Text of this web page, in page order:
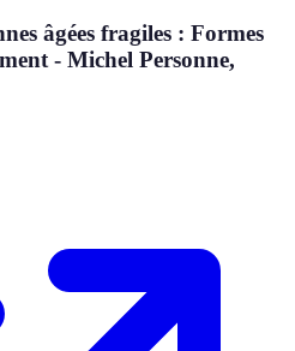
âgées fragiles : Formes
- Michel Personne,